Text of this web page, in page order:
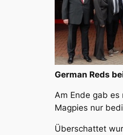
German Reds
Am Ende gab
Magpies nur
Überschattet